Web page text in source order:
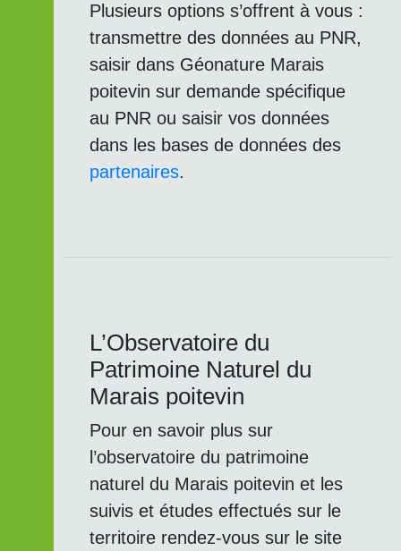
Plusieurs options s’offrent à vous :
transmettre des données au PNR,
saisir dans Géonature Marais
poitevin sur demande spécifique
au PNR ou saisir vos données
dans les bases de données des
partenaires.
L’Observatoire du
Patrimoine Naturel du
Marais poitevin
Pour en savoir plus sur
l’observatoire du patrimoine
naturel du Marais poitevin et les
suivis et études effectués sur le
territoire rendez-vous sur le site